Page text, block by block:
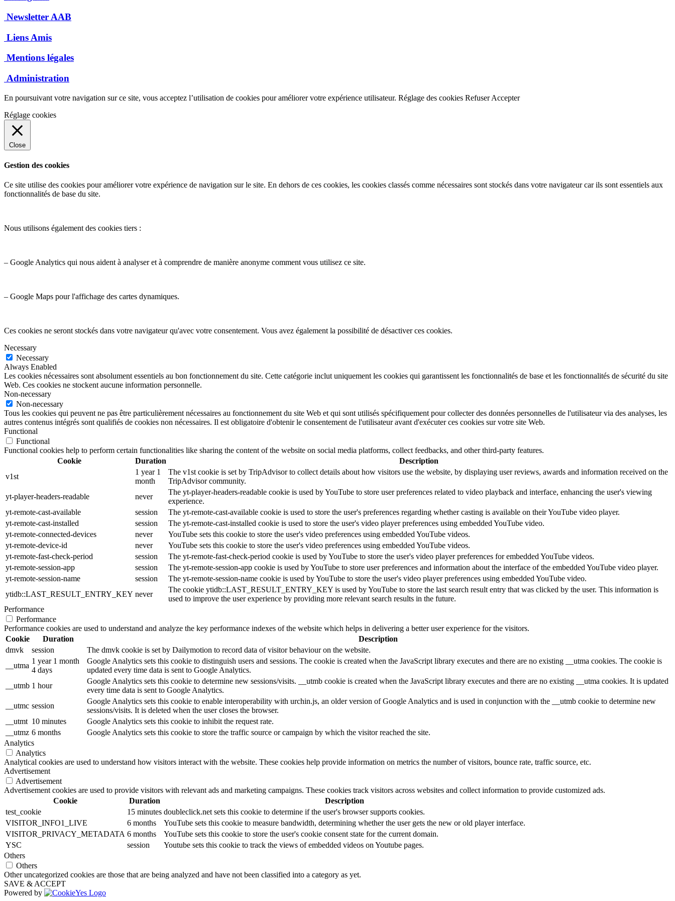
Newsletter AAB
Liens Amis
Mentions légales
Administration
En poursuivant votre navigation sur ce site, vous acceptez l’utilisation de cookies pour améliorer votre expérience utilisateur. Réglage des cookies Refuser Accepter
Réglage cookies
Close
Gestion des cookies
Ce site utilise des cookies pour améliorer votre expérience de navigation sur le site. En dehors de ces cookies, les cookies classés comme nécessaires sont stockés dans votre navigateur car ils sont essentiels aux
fonctionnalités de base du site.
Nous utilisons également des cookies tiers :
– Google Analytics qui nous aident à analyser et à comprendre de manière anonyme comment vous utilisez ce site.
– Google Maps pour l'affichage des cartes dynamiques.
Ces cookies ne seront stockés dans votre navigateur qu'avec votre consentement. Vous avez également la possibilité de désactiver ces cookies.
Necessary
Necessary
Always Enabled
Les cookies nécessaires sont absolument essentiels au bon fonctionnement du site. Cette catégorie inclut uniquement les cookies qui garantissent les fonctionnalités de base et les fonctionnalités de sécurité du site
Web. Ces cookies ne stockent aucune information personnelle.
Non-necessary
Non-necessary
Tous les cookies qui peuvent ne pas être particulièrement nécessaires au fonctionnement du site Web et qui sont utilisés spécifiquement pour collecter des données personnelles de l'utilisateur via des analyses, les
autres contenus intégrés sont qualifiés de cookies non nécessaires. Il est obligatoire d'obtenir le consentement de l'utilisateur avant d'exécuter ces cookies sur votre site Web.
Functional
Functional
Functional cookies help to perform certain functionalities like sharing the content of the website on social media platforms, collect feedbacks, and other third-party features.
Cookie
Duration
Description
v1st
1 year 1
month
The v1st cookie is set by TripAdvisor to collect details about how visitors use the website, by displaying user reviews, awards and information received on the
TripAdvisor community.
yt-player-headers-readable
never
The yt-player-headers-readable cookie is used by YouTube to store user preferences related to video playback and interface, enhancing the user's viewing
experience.
yt-remote-cast-available
session
The yt-remote-cast-available cookie is used to store the user's preferences regarding whether casting is available on their YouTube video player.
yt-remote-cast-installed
session
The yt-remote-cast-installed cookie is used to store the user's video player preferences using embedded YouTube video.
yt-remote-connected-devices
never
YouTube sets this cookie to store the user's video preferences using embedded YouTube videos.
yt-remote-device-id
never
YouTube sets this cookie to store the user's video preferences using embedded YouTube videos.
yt-remote-fast-check-period
session
The yt-remote-fast-check-period cookie is used by YouTube to store the user's video player preferences for embedded YouTube videos.
yt-remote-session-app
session
The yt-remote-session-app cookie is used by YouTube to store user preferences and information about the interface of the embedded YouTube video player.
yt-remote-session-name
session
The yt-remote-session-name cookie is used by YouTube to store the user's video player preferences using embedded YouTube video.
ytidb::LAST_RESULT_ENTRY_KEY never
The cookie ytidb::LAST_RESULT_ENTRY_KEY is used by YouTube to store the last search result entry that was clicked by the user. This information is
used to improve the user experience by providing more relevant search results in the future.
Performance
Performance
Performance cookies are used to understand and analyze the key performance indexes of the website which helps in delivering a better user experience for the visitors.
Cookie
Duration
Description
dmvk
session
The dmvk cookie is set by Dailymotion to record data of visitor behaviour on the website.
__utma
1 year 1 month
4 days
Google Analytics sets this cookie to distinguish users and sessions. The cookie is created when the JavaScript library executes and there are no existing __utma cookies. The cookie is
updated every time data is sent to Google Analytics.
__utmb 1 hour
Google Analytics sets this cookie to determine new sessions/visits. __utmb cookie is created when the JavaScript library executes and there are no existing __utma cookies. It is updated
every time data is sent to Google Analytics.
__utmc session
Google Analytics sets this cookie to enable interoperability with urchin.js, an older version of Google Analytics and is used in conjunction with the __utmb cookie to determine new
sessions/visits. It is deleted when the user closes the browser.
__utmt 10 minutes
Google Analytics sets this cookie to inhibit the request rate.
__utmz 6 months
Google Analytics sets this cookie to store the traffic source or campaign by which the visitor reached the site.
Analytics
Analytics
Analytical cookies are used to understand how visitors interact with the website. These cookies help provide information on metrics the number of visitors, bounce rate, traffic source, etc.
Advertisement
Advertisement
Advertisement cookies are used to provide visitors with relevant ads and marketing campaigns. These cookies track visitors across websites and collect information to provide customized ads.
Cookie
Duration
Description
test_cookie
15 minutes doubleclick.net sets this cookie to determine if the user's browser supports cookies.
VISITOR_INFO1_LIVE
6 months
YouTube sets this cookie to measure bandwidth, determining whether the user gets the new or old player interface.
VISITOR_PRIVACY_METADATA 6 months
YouTube sets this cookie to store the user's cookie consent state for the current domain.
YSC
session
Youtube sets this cookie to track the views of embedded videos on Youtube pages.
Others
Others
Other uncategorized cookies are those that are being analyzed and have not been classified into a category as yet.
SAVE & ACCEPT
Powered by